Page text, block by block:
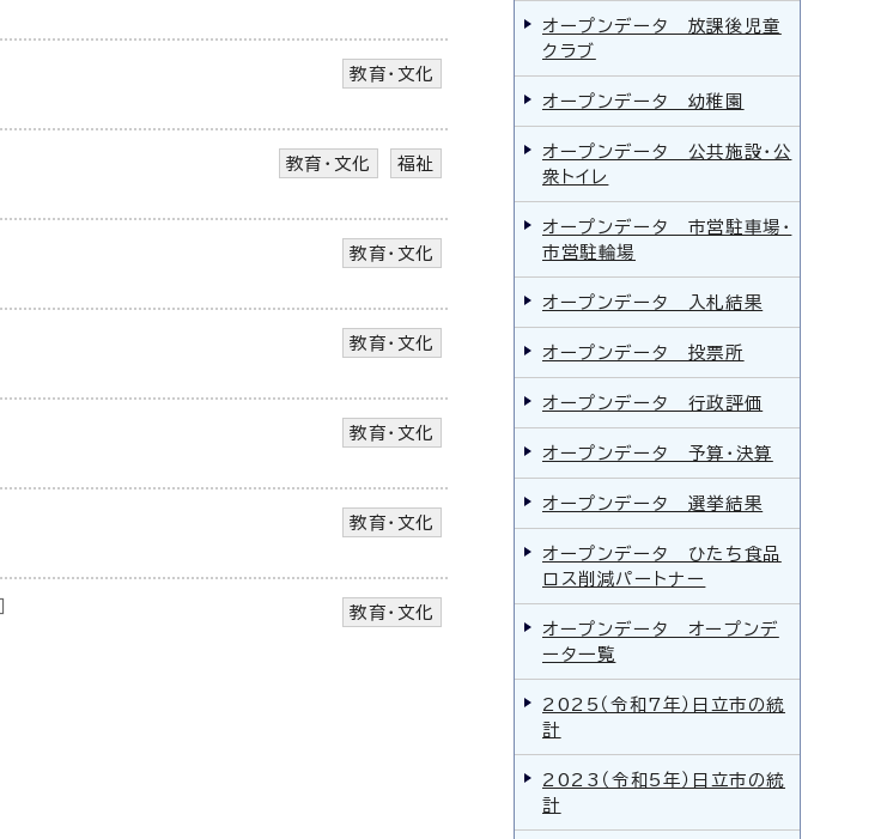
教育・文化
教育・文化 福祉
教育・文化
教育・文化
教育・文化
教育・文化
教育・文化
オープンデータ 放課後児童
クラブ
オープンデータ 幼稚園
オープンデータ 公共施設・公
衆トイレ
オープンデータ 市営駐車場・
市営駐輪場
オープンデータ 入札結果
オープンデータ 投票所
オープンデータ 行政評価
オープンデータ 予算・決算
オープンデータ 選挙結果
オープンデータ ひたち食品
ロス削減パートナー
オープンデータ オープンデ
ータ一覧
2025（令和7年）日立市の統
計
2023（令和5年）日立市の統
計